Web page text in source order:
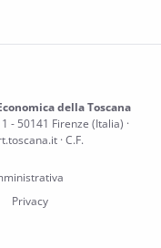
della Toscana
- 50141 Firenze (Italia) ·
· C.F.
Privacy